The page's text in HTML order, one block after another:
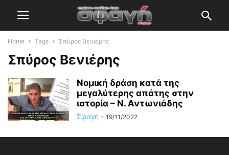
Home Tags Σπύρος Βενιέρης
Σπύρος Βενιέρης
Νομική δράση κατά της
μεγαλύτερης απάτης στην
ιστορία – Ν. Αντωνιάδης
Σφαγή - 19/11/2022